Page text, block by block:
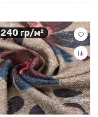
240 гр/м²